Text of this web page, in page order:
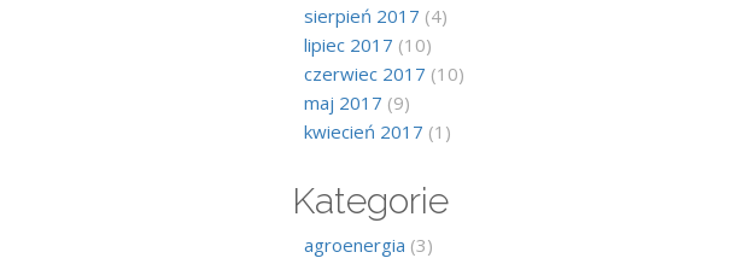
sierpień 2017 (4)
lipiec 2017 (10)
czerwiec 2017 (10)
maj 2017 (9)
kwiecień 2017 (1)
Kategorie
agroenergia (3)